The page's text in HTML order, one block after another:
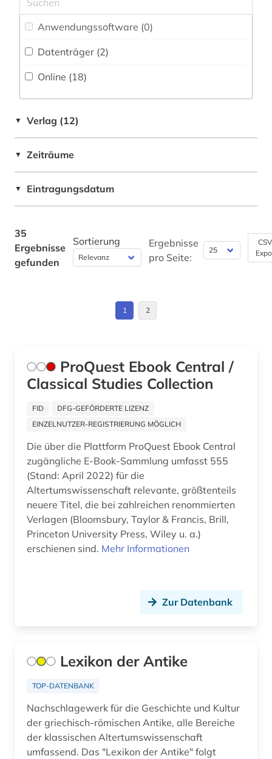
technik (1)
vordere orient (1)
wörterbuch (3)
zentralasien (1)
zitatensammlung (1)
Anwendungssoftware (0)
Datenträger (2)
Online (18)
▼ Verlag (12)
▼ Zeiträume
▼ Eintragungsdatum
35
Ergebnisse
gefunden
Sortierung
Ergebnisse
pro Seite:
1 2
ProQuest Ebook Central /
Classical Studies Collection
FID
DFG-GEFÖRDERTE LIZENZ
EINZELNUTZER-REGISTRIERUNG MÖGLICH
Die über die Plattform ProQuest Ebook Central
zugängliche E-Book-Sammlung umfasst 555
(Stand: April 2022) für die
Altertumswissenschaft relevante, größtenteils
neuere Titel, die bei zahlreichen renommierten
Verlagen (Bloomsbury, Taylor & Francis, Brill,
Princeton University Press, Wiley u. a.)
erschienen sind. Mehr Informationen
Zur Datenbank
Lexikon der Antike
TOP-DATENBANK
Nachschlagewerk für die Geschichte und Kultur
der griechisch-römischen Antike, alle Bereiche
der klassischen Altertumswissenschaft
umfassend. Das "Lexikon der Antike" folgt